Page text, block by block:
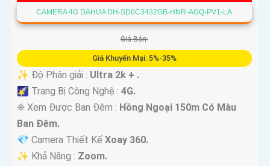
CAMERA 4G DAHUA DH-SD6C3432GB-HNR-AGQ-PV1-LA
Giá Bán:
Giá Khuyến Mại: 5%-35%
✨ Độ Phân giải : Ultra 2k + .
🌠 Trang Bị Công Nghệ : 4G.
❈ Xem Được Ban Đêm : Hồng Ngoại 150m Có Màu
Ban Ðêm.
💎 Camera Thiết Kế Xoay 360.
️✨ Khả Năng : Zoom.